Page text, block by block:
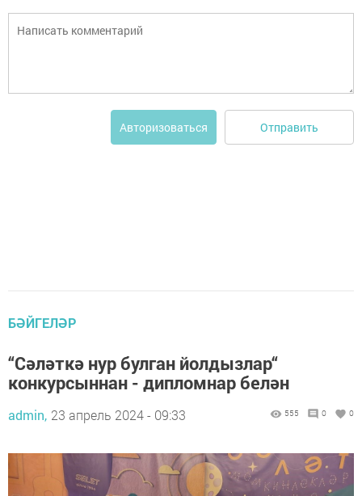
Авторизоваться Отправить
БӘЙГЕЛӘР
“Сәләткә нур булган йолдызлар“
конкурсыннан - дипломнар белән
admin, 23 апрель 2024 - 09:33 555 0 0